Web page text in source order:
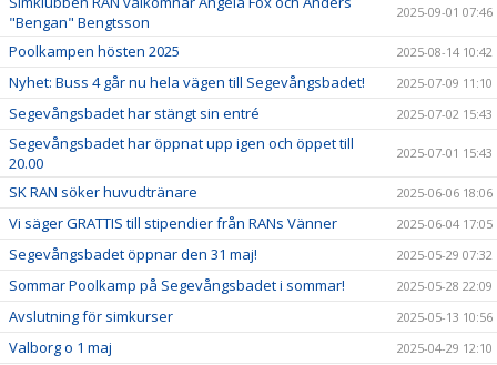
"Bengan" Bengtsson
2025-09-01 07:46
Poolkampen hösten 2025 2025-08-14 10:42
Nyhet: Buss 4 går nu hela vägen till Segevångsbadet! 2025-07-09 11:10
Segevångsbadet har stängt sin entré 2025-07-02 15:43
Segevångsbadet har öppnat upp igen och öppet till
20.00
2025-07-01 15:43
SK RAN söker huvudtränare 2025-06-06 18:06
Vi säger GRATTIS till stipendier från RANs Vänner 2025-06-04 17:05
Segevångsbadet öppnar den 31 maj! 2025-05-29 07:32
Sommar Poolkamp på Segevångsbadet i sommar! 2025-05-28 22:09
Avslutning för simkurser 2025-05-13 10:56
Valborg o 1 maj 2025-04-29 12:10